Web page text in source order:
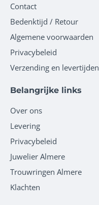
Contact
Bedenktijd / Retour
Algemene voorwaarden
Privacybeleid
Verzending en levertijden
Belangrijke links
Over ons
Levering
Privacybeleid
Juwelier Almere
Trouwringen Almere
Klachten